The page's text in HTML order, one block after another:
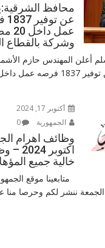
محافظ
عمل
وشركة بالقطاع
أعلن المهندس حازم
داخل 20...
أكتوبر 17, 2024
الجمهورية
0
اكتوبر
خالية جميع
متابعينا موقع
ننشر لكم وحرصا منا